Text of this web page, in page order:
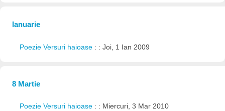
Ianuarie
Poezie Versuri haioase : : Joi, 1 Ian 2009
8 Martie
Poezie Versuri haioase : : Miercuri, 3 Mar 2010